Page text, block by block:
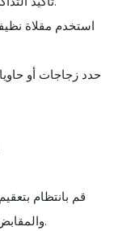
والمقابض وشاشات نقاط البيع وأذرع محطة المشروبات).